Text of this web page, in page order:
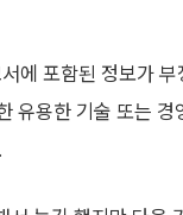
에 포함된 정보가
유용한 기술 또는